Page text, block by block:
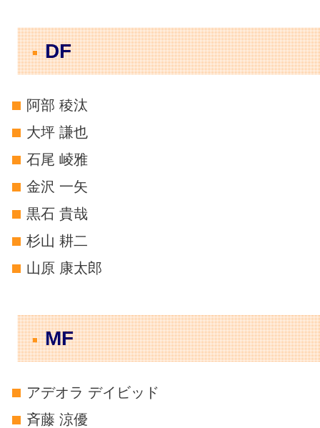
DF
阿部 稜汰
大坪 謙也
石尾 崚雅
金沢 一矢
黒石 貴哉
杉山 耕二
山原 康太郎
MF
アデオラ デイビッド
斉藤 涼優